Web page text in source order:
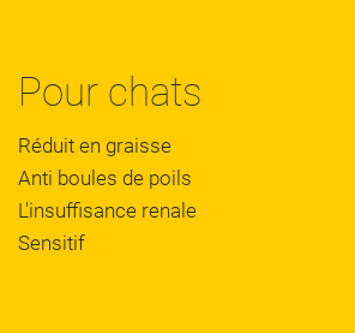
Pour chats
Réduit en graisse
Anti boules de poils
L'insuffisance renale
Sensitif